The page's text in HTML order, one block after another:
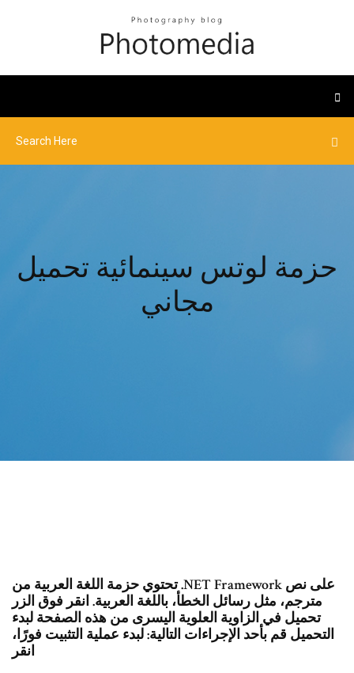
حزمة لوتس سينمائية تحميل
مجاني
تحتوي حزمة اللغة العربية من ‎.NET Framework على نص
مترجم، مثل رسائل الخطأ، باللغة العربية. انقر فوق الزر
تحميل في الزاوية العلوية اليسرى من هذه الصفحة لبدء
التحميل قم بأحد الإجراءات التالية: لبدء عملية التثبيت فورًا،
انقر